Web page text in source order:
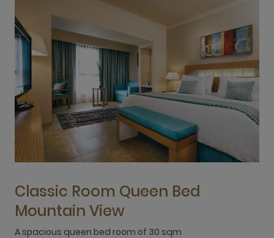
Classic Room Queen Bed
Mountain View
A spacious queen bed room of 30 sqm